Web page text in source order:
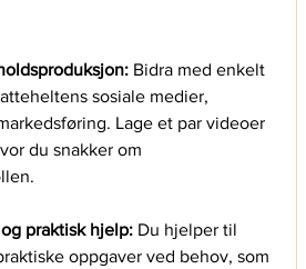
Bidra med enkelt
sosiale medier,
Lage et par videoer
du snakker om
praktisk hjelp: Du hjelper til
oppgaver ved behov, som